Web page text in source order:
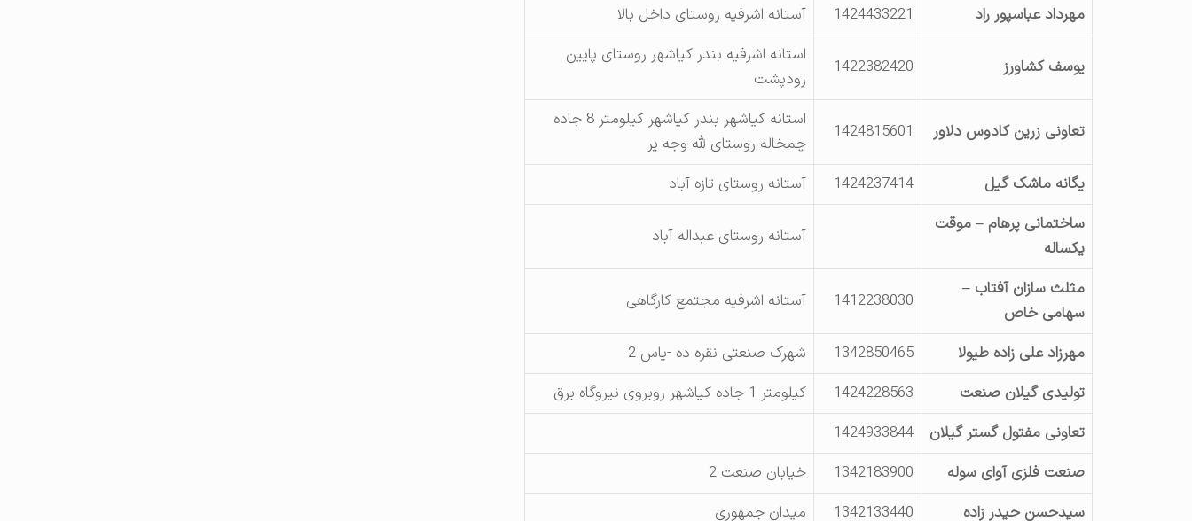
مهرداد عباسپور راد 1424433221 آستانه اشرفیه روستای داخل بالا
یوسف کشاورز 1422382420
استانه اشرفیه بندر کیاشهر روستای پایین
رودپشت
تعاونی زرین کادوس دلاور 1424815601
استانه کیاشهر بندر کیاشهر کیلومتر 8 جاده
چمخاله روستای لله وجه یر
یگانه ماشک گیل
1424237414
آستانه روستای تازه آباد
ساختمانی پرهام – موقت
یکساله
آستانه روستای عبداله آباد
مثلث سازان آفتاب –
سهامی خاص
1412238030 آستانه اشرفیه مجتمع کارگاهی
مهرزاد علی زاده طیولا 1342850465
شهرک صنعتی نقره ده -یاس 2
تولیدی گیلان صنعت
1424228563
کیلومتر 1 جاده کیاشهر روبروی نیروگاه برق
تعاونی مفتول گستر گیلان
1424933844
صنعت فلزی آوای سوله
1342183900
خیابان صنعت 2
سیدحسن حیدر زاده
1342133440 میدان جمهوری